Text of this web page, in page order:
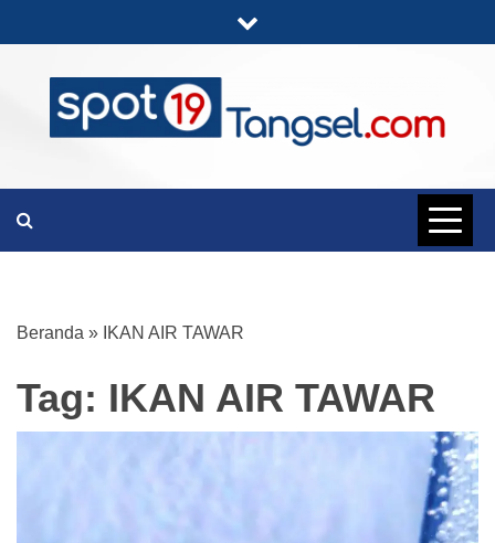
to
content
SPOT19
Beranda » IKAN AIR TAWAR
Tag: IKAN AIR TAWAR